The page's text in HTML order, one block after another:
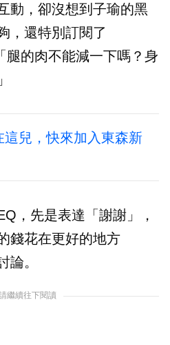
動，卻沒想到子瑜的黑
，還特別訂閱了
腿的肉不能減一下嗎？身
兒，快來加入東森新
，先是表達「謝謝」，
錢花在更好的地方
論。
繼續往下閱讀